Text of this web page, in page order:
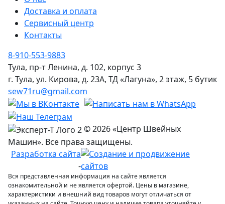
Доставка и оплата
Сервисный центр
Контакты
8-910-553-9883
Тула, пр-т Ленина, д. 102, корпус 3
г. Тула, ул. Кирова, д. 23А, ТД «Лагуна», 2 этаж, 5 бутик
sew71ru@gmail.com
© 2026 «Центр Швейных
Машин». Все права защищены.
Разработка сайта
-
Вся представленная информация на сайте является
ознакомительной и не является офертой. Цены в магазине,
характеристики и внешний вид товаров могут отличаться от